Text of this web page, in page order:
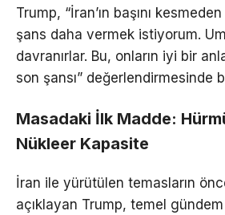
Trump, “İran’ın başını
şans daha vermek istiyorum.
davranırlar. Bu, onların iyi bir
son şansı” değerlendirmesinde
Masadaki İlk Madde:
Nükleer Kapasite
İran ile yürütülen temasların
açıklayan Trump, temel